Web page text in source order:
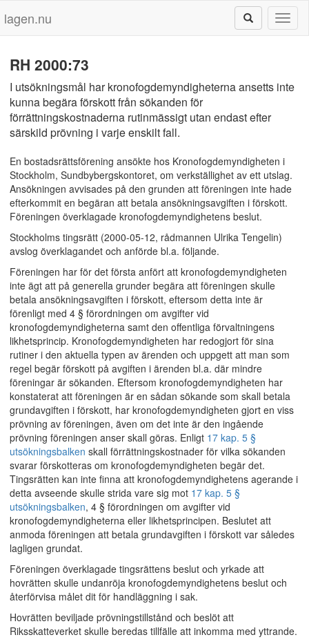
lagen.nu
RH 2000:73
I utsökningsmål har kronofogdemyndigheterna ansetts inte
kunna begära förskott från sökanden för
förrättningskostnaderna rutinmässigt utan endast efter
särskild prövning i varje enskilt fall.
En bostadsrättsförening ansökte hos Kronofogdemyndigheten i
Stockholm, Sundbybergskontoret, om verkställighet av ett utslag.
Ansökningen avvisades på den grunden att föreningen inte hade
efterkommit en begäran att betala ansökningsavgiften i förskott.
Föreningen överklagade kronofogdemyndighetens beslut.
Stockholms tingsrätt (2000-05-12, rådmannen Ulrika Tengelin)
avslog överklagandet och anförde bl.a. följande.
Föreningen har för det första anfört att kronofogdemyndigheten
inte ägt att på generella grunder begära att föreningen skulle
betala ansökningsavgiften i förskott, eftersom detta inte är
förenligt med 4 § förordningen om avgifter vid
kronofogdemyndigheterna samt den offentliga förvaltningens
likhetsprincip. Kronofogdemyndigheten har redogjort för sina
rutiner i den aktuella typen av ärenden och uppgett att man som
regel begär förskott på avgiften i ärenden bl.a. där mindre
föreningar är sökanden. Eftersom kronofogdemyndigheten har
konstaterat att föreningen är en sådan sökande som skall betala
grundavgiften i förskott, har kronofogdemyndigheten gjort en viss
prövning av föreningen, även om det inte är den ingående
prövning föreningen anser skall göras. Enligt 17 kap. 5 §
utsökningsbalken skall förrättningskostnader för vilka sökanden
svarar förskotteras om kronofogdemyndigheten begär det.
Tingsrätten kan inte finna att kronofogdemyndighetens agerande i
detta avseende skulle strida vare sig mot 17 kap. 5 §
utsökningsbalken, 4 § förordningen om avgifter vid
kronofogdemyndigheterna eller likhetsprincipen. Beslutet att
anmoda föreningen att betala grundavgiften i förskott var således
lagligen grundat.
Föreningen överklagade tingsrättens beslut och yrkade att
hovrätten skulle undanröja kronofogdemyndighetens beslut och
återförvisa målet dit för handläggning i sak.
Hovrätten beviljade prövningstillstånd och beslöt att
Riksskatteverket skulle beredas tillfälle att inkomma med yttrande.